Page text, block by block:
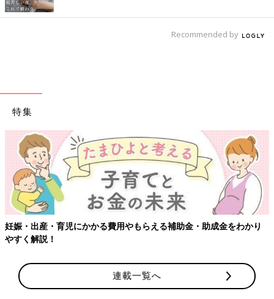
Recommended by
特集
かり 【ワクチン接種できるものも】妊婦の感染症対策、知ってお
連載一覧へ